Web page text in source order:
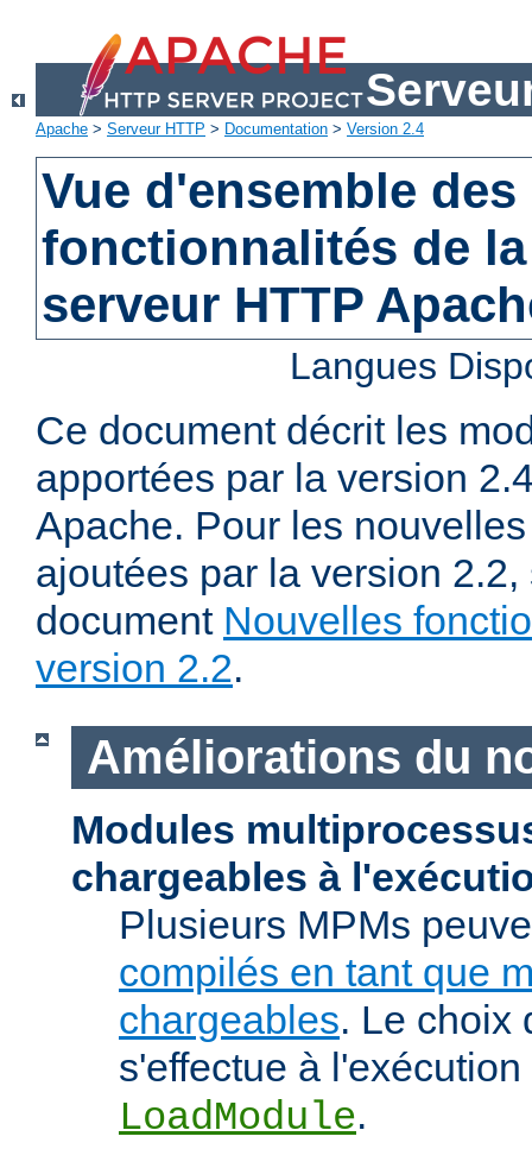
Apache > Serveur HTTP > Documentation > Version 2.4
Vue d'ensemble
fonctionnalités de
serveur HTTP
Langues
Ce document décrit les
apportées par la version
Apache. Pour les
ajoutées par la version 2.2,
document Nouvelles
version 2.2.
Améliorations du
Modules
chargeables à
Plusieurs MPMs
compilés en tant que
chargeables. Le choix
s'effectue à
LoadModule.